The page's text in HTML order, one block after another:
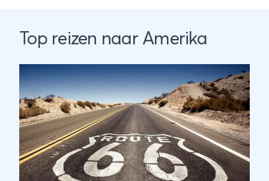
Top reizen naar Amerika